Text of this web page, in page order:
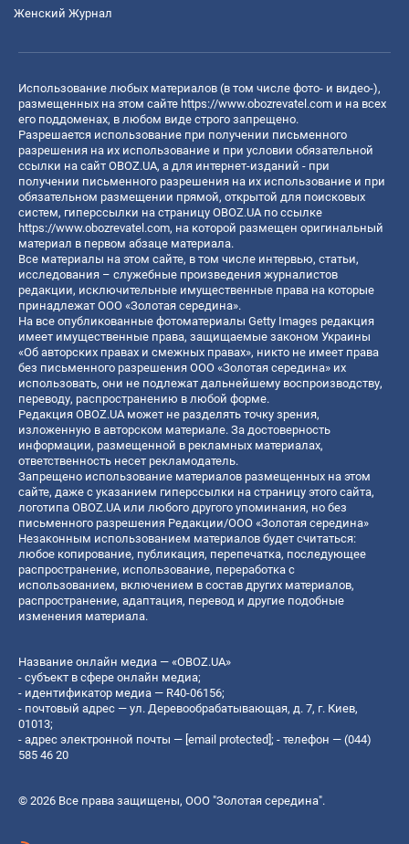
Женский Журнал
Использование любых материалов (в том числе фото- и видео-),
размещенных на этом сайте https://www.obozrevatel.com и на всех
его поддоменах, в любом виде строго запрещено.
Разрешается использование при получении письменного
разрешения на их использование и при условии обязательной
ссылки на сайт OBOZ.UA, а для интернет-изданий - при
получении письменного разрешения на их использование и при
обязательном размещении прямой, открытой для поисковых
систем, гиперссылки на страницу OBOZ.UA по ссылке
https://www.obozrevatel.com, на которой размещен оригинальный
материал в первом абзаце материала.
Все материалы на этом сайте, в том числе интервью, статьи,
исследования – служебные произведения журналистов
редакции, исключительные имущественные права на которые
принадлежат ООО «Золотая середина».
На все опубликованные фотоматериалы Getty Images редакция
имеет имущественные права, защищаемые законом Украины
«Об авторских правах и смежных правах», никто не имеет права
без письменного разрешения ООО «Золотая середина» их
использовать, они не подлежат дальнейшему воспроизводству,
переводу, распространению в любой форме.
Редакция OBOZ.UA может не разделять точку зрения,
изложенную в авторском материале. За достоверность
информации, размещенной в рекламных материалах,
ответственность несет рекламодатель.
Запрещено использование материалов размещенных на этом
сайте, даже с указанием гиперссылки на страницу этого сайта,
логотипа OBOZ.UA или любого другого упоминания, но без
письменного разрешения Редакции/ООО «Золотая середина»
Незаконным использованием материалов будет считаться:
любое копирование, публикация, перепечатка, последующее
распространение, использование, переработка с
использованием, включением в состав других материалов,
распространение, адаптация, перевод и другие подобные
изменения материала.
Название онлайн медиа — «OBOZ.UA»
- субъект в сфере онлайн медиа;
- идентификатор медиа — R40-06156;
- почтовый адрес — ул. Деревообрабатывающая, д. 7, г. Киев,
01013;
- адрес электронной почты — [email protected]; - телефон — (044)
585 46 20
© 2026 Все права защищены, ООО "Золотая середина".